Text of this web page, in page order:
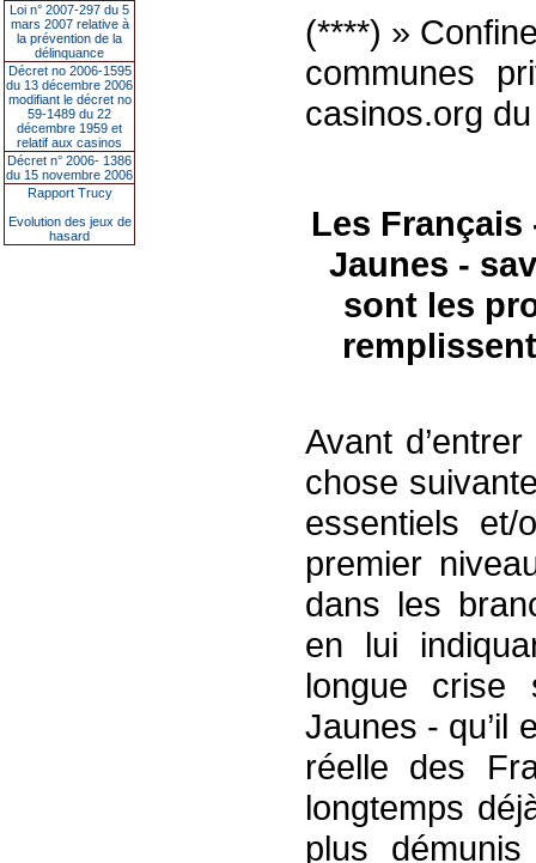
Loi n° 2007-297 du 5
mars 2007 relative à
la prévention de la
délinquance
Décret no 2006-1595
du 13 décembre 2006
modifiant le décret no
59-1489 du 22
décembre 1959 et
relatif aux casinos
Décret n° 2006- 1386
du 15 novembre 2006
Rapport Trucy
Evolution des jeux de
hasard
(****) »
communes
casinos.org
Les Français
Jaunes -
sont les
Avant
chose
essentiels
premier
dans les
en lui
longue crise
Jaunes - qu’il
réelle des
longtemps
plus